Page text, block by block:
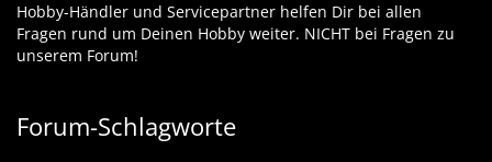
Hobby-Händler und Servicepartner helfen Dir bei allen
Fragen rund um Deinen Hobby weiter. NICHT bei Fragen zu
unserem Forum!
Forum-Schlagworte